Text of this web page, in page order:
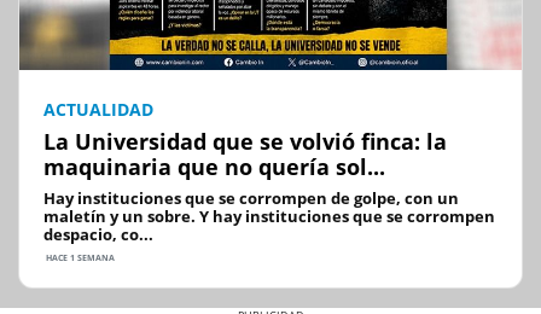
ACTUALIDAD
La Universidad que se volvió finca: la
maquinaria que no quería sol...
Hay instituciones que se corrompen de golpe, con un
maletín y un sobre. Y hay instituciones que se corrompen
despacio, co...
HACE 1 SEMANA